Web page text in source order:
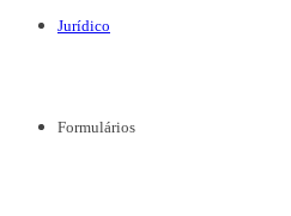
Jurídico
Formulários